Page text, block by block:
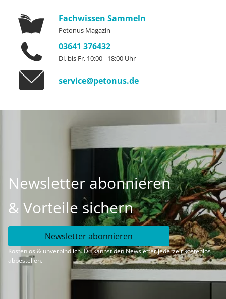
Fachwissen Sammeln
Petonus Magazin
03641 376432
Di. bis Fr. 10:00 - 18:00 Uhr
service@petonus.de
Newsletter abonnieren
& Vorteile sichern
Newsletter abonnieren
Kostenlos & unverbindlich. Du kannst den Newsletter jederzeit kostenlos
abbestellen.